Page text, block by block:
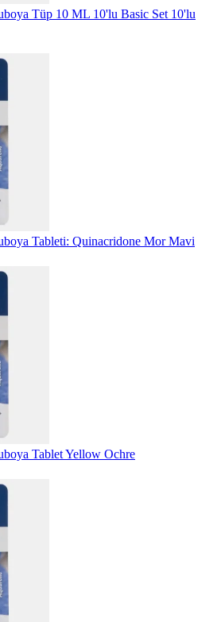
Tüp 10 ML 10'lu Basic Set 10'lu
Tableti: Quinacridone Mor Mavi
Tablet Yellow Ochre